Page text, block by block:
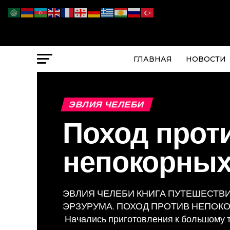
ГЛАВНАЯ НОВОСТИ
ЭВЛИЯ ЧЕЛЕБИ
Поход
ЭВЛИЯ ЧЕЛЕБИ КНИГА
ЭРЗУРУМА. ПОХОД ПРОТИВ
Начались приготовления к